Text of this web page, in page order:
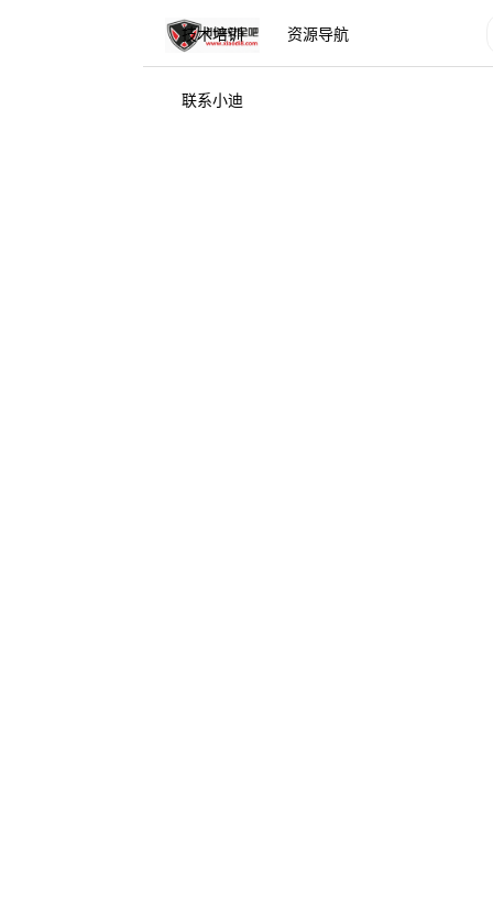
技术培训 资源导航
联系小迪